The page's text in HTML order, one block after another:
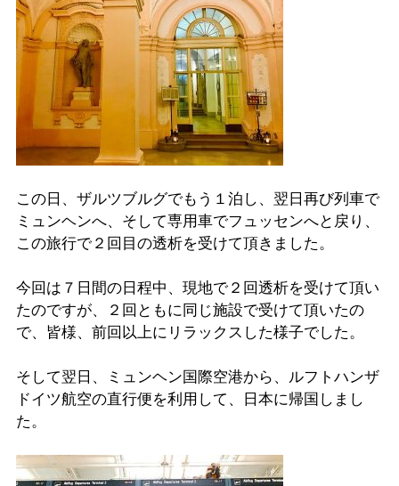
この日、ザルツブルグでもう１泊し、翌日再び列車で
ミュンヘンへ、そして専用車でフュッセンへと戻り、
この旅行で２回目の透析を受けて頂きました。
今回は７日間の日程中、現地で２回透析を受けて頂い
たのですが、２回ともに同じ施設で受けて頂いたの
で、皆様、前回以上にリラックスした様子でした。
そして翌日、ミュンヘン国際空港から、ルフトハンザ
ドイツ航空の直行便を利用して、日本に帰国しまし
た。